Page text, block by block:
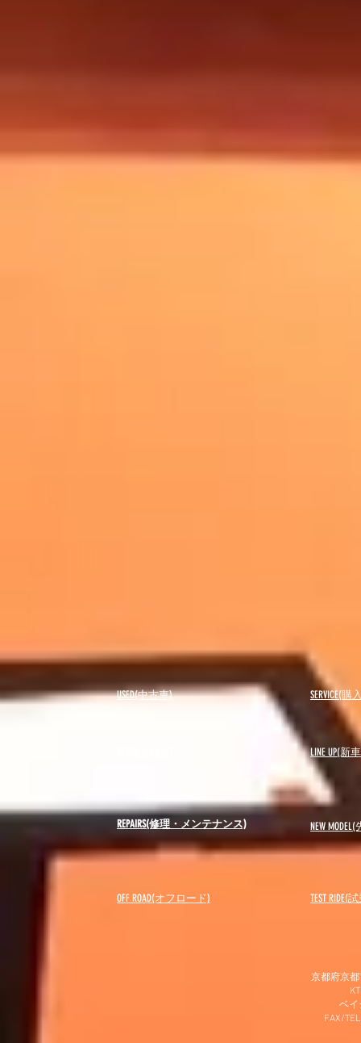
USED(中古車) SERVICE(
LINE UP(新
REPAIRS(修理・メンテナンス) NEW MODEL(
OFF ROAD(オフロード) ​TEST RIDE(
京都府京
ベイ
FAX/